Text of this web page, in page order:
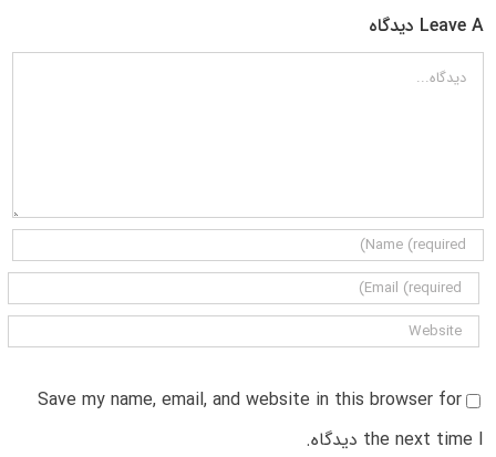
Leave A دیدگاه
دیدگاه
Save my name, email, and website in this browser for
the next time I دیدگاه.